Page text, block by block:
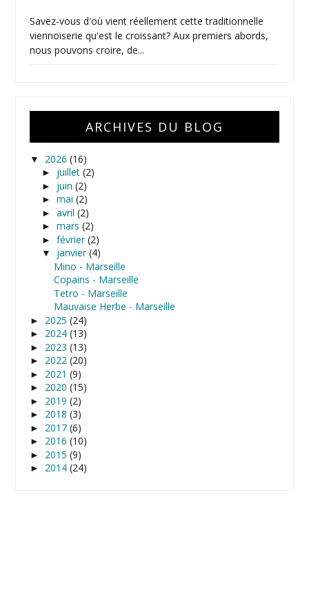
Savez-vous d'où vient réellement cette traditionnelle
viennoiserie qu'est le croissant? Aux premiers abords,
nous pouvons croire, de...
ARCHIVES DU BLOG
▼ 2026(16)
► juillet(2)
► juin(2)
►mai(2)
►avril(2)
►mars(2)
►février(2)
▼ janvier(4)
Mino - Marseille
Copains - Marseille
Tetro - Marseille
Mauvaise Herbe - Marseille
► 2025(24)
► 2024(13)
► 2023(13)
► 2022(20)
► 2021(9)
► 2020(15)
► 2019(2)
► 2018(3)
► 2017(6)
► 2016(10)
► 2015(9)
► 2014(24)